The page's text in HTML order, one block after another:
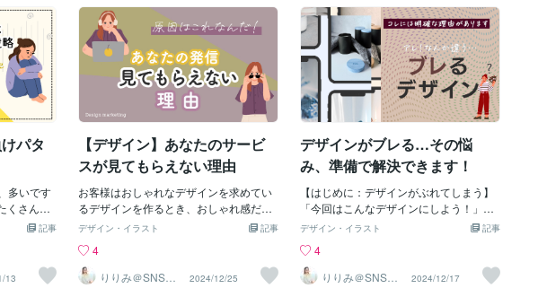
できない
い」
投稿頻度
ことが
るので
トはク
スキルに
もちろ
すが、
クライ
です。
いただき
デザイナ
ための簡単なコツをご紹介します！【1.
詰め込みたくなる心理を理解する】「こ
れも伝えたい」「あれも見せたい」とい
う気持ちがあると、自然とデザインに情
報を詰め込みがちです。でも、情報が多
すぎると、逆に何を伝えたいのかがぼや
けてしまうんです。◉解決策「1枚で伝え
ることは1つ」に絞るデザイン画像の目的
を最初に明確にし、主張したい内容を1つ
に絞りましょう。◉例えば…・キャッチコ
ピーだけを目立たせる・目立たせるもの
を決める【2. 余白を意識する練習をす
る】余白を作るのが苦手な方は、意識的
にスペースを残す練習をするのがポイン
するCanvaの「配置ガイド」を使い、文
字や画像の周囲に一定のスペースを残す
練習をしましょう。・余白と書いた付箋
て、なぜ人気なのか、そのポイントと取
り入れ方をお伝えします！【雑誌風デザ
インが流行っている理由】1. 見た目で目
を引く！雑誌風デザインは、パッと見て
目に留まるおしゃれな印象を与えます。
フォロワーは、**「どんな内容だろ
う？」**と興味を持ち、思わず読んでし
まうことが多いんです。２. 高級感や洗練
された印象を与える余白をしっかり使っ
たレイアウトや落ち着いたカラーは、見
る人に**「丁寧に作られている感」**を
与え、信頼感を高めます。３・差別化で
きる流行っていると言っても、まだ、文
字が真ん中にバーンと入っている構図が
洗練された印象に見えるのです。特に、
まだ他の人がやっていないデザイン構成
は、女性の目を奪いますね！【雑誌風デ
パタ
多いです
くさんの
ました。
。なぜ
点がある
とし
記事
13
【デザイン】あなたのサービ
スが見てもらえない理由
お客様はおしゃれなデザインを求めてい
るデザインを作るとき、おしゃれ感だけ
を重視すると、失敗するって聞いたこと
デザインが大事！マーケティング視点で
考えることが大事だと私も思うのです。
ただ、そこだけではないと私は考えてい
記事
デザイン・イラスト
4
りりみ＠SNSイ
ンスタ運用
2024/12/25
デザインがブレる…その悩
み、準備で解決できます！
【はじめに：デザインがぶれてしまう】
「今回はこんなデザインにしよう！」と
強く思っていても、いざ作り始める
に考えていた雰囲気とズレてしまっ
た…」こんな経験ありませんか？でもブ
レない人がやっていることを真似するだ
記事
デザイン・イラスト
4
りりみ＠SNSイ
ンスタ運用
2024/12/17